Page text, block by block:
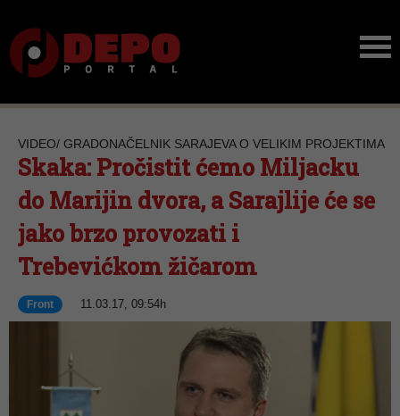
VIDEO/ GRADONAČELNIK SARAJEVA O VELIKIM PROJEKTIMA
Skaka: Pročistit ćemo Miljacku
do Marijin dvora, a Sarajlije će se
jako brzo provozati i
Trebevićkom žičarom
Front 11.03.17, 09:54h